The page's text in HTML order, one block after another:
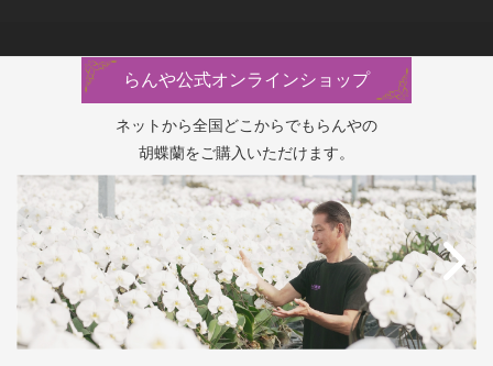
らんや公式オンラインショップ
ネットから全国どこからでもらんやの
胡蝶蘭をご購入いただけます。